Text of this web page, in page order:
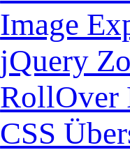
Image
jQuery
RollOver
CSS